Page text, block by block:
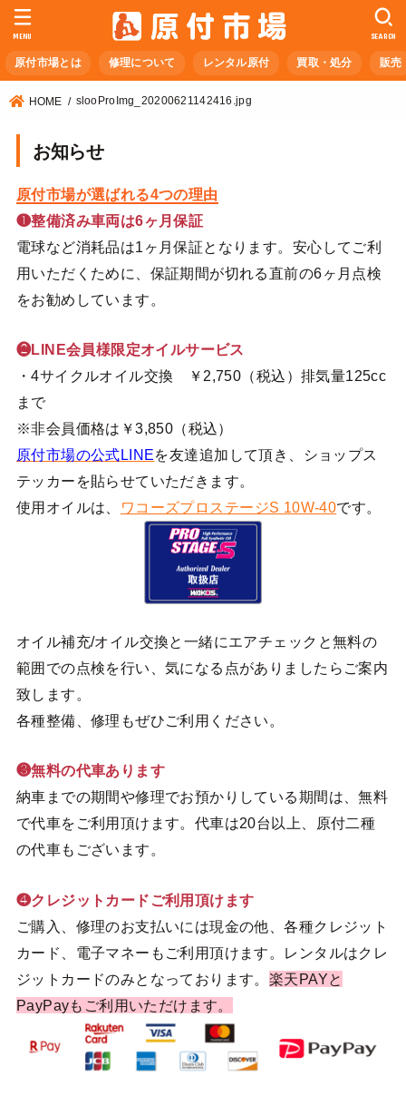
原付市場とは 修理について レンタル原付 買取・処分 販売
SEARCH
MENU
HOME slooProImg_20200621142416.jpg
お知らせ
原付市場が選ばれる4つの理由
❶整備済み車両は6ヶ月保証
電球など消耗品は1ヶ月保証となります。安心してご利
用いただくために、保証期間が切れる直前の6ヶ月点検
をお勧めしています。
❷LINE会員様限定オイルサービス
・4サイクルオイル交換 ￥2,750（税込）排気量125cc
まで
※非会員価格は￥3,850（税込）
原付市場の公式LINEを友達追加して頂き、ショップス
テッカーを貼らせていただきます。
使用オイルは、
ワコーズプロステージS 10W-40です。
オイル補充/オイル交換と一緒にエアチェックと無料の
範囲での点検を行い、気になる点がありましたらご案内
致します。
各種整備、修理もぜひご利用ください。
❸無料の代車あります
納車までの期間や修理でお預かりしている期間は、無料
で代車をご利用頂けます。代車は20台以上、原付二種
の代車もございます。
❹クレジットカードご利用頂けます
ご購入、修理のお支払いには現金の他、各種クレジット
カード、電子マネーもご利用頂けます。レンタルはクレ
ジットカードのみとなっております。 楽天PAYと
PayPayもご利用いただけます。